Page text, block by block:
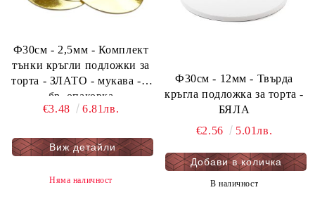
Ф30см - 2,5мм - Комплект
тънки кръгли подложки за
торта - ЗЛАТО - мукава - 3
бр. опаковка
€3.48
6.81лв.
Виж детайли
Няма наличност
Ф30см - 12мм - Твърда
кръгла подложка за торта -
БЯЛА
€2.56
5.01лв.
В наличност